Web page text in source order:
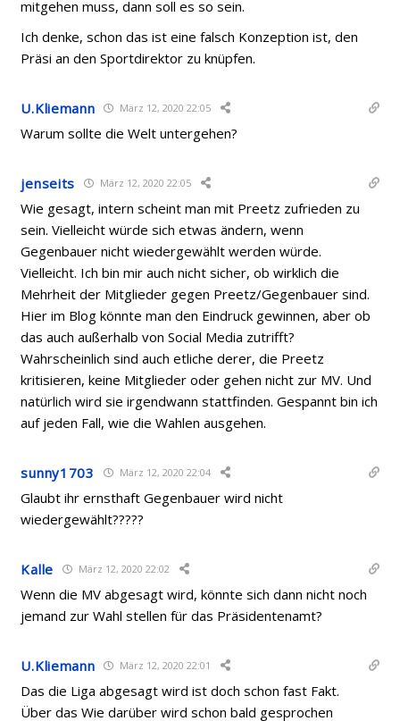
mitgehen muss, dann soll es so sein.
Ich denke, schon das ist eine falsch Konzeption ist, den
Präsi an den Sportdirektor zu knüpfen.
U.Kliemann März 12, 2020 22:05
Warum sollte die Welt untergehen?
jenseits März 12, 2020 22:05
Wie gesagt, intern scheint man mit Preetz zufrieden zu
sein. Vielleicht würde sich etwas ändern, wenn
Gegenbauer nicht wiedergewählt werden würde.
Vielleicht. Ich bin mir auch nicht sicher, ob wirklich die
Mehrheit der Mitglieder gegen Preetz/Gegenbauer sind.
Hier im Blog könnte man den Eindruck gewinnen, aber ob
das auch außerhalb von Social Media zutrifft?
Wahrscheinlich sind auch etliche derer, die Preetz
kritisieren, keine Mitglieder oder gehen nicht zur MV. Und
natürlich wird sie irgendwann stattfinden. Gespannt bin ich
auf jeden Fall, wie die Wahlen ausgehen.
sunny1703 März 12, 2020 22:04
Glaubt ihr ernsthaft Gegenbauer wird nicht
wiedergewählt?????
Kalle März 12, 2020 22:02
Wenn die MV abgesagt wird, könnte sich dann nicht noch
jemand zur Wahl stellen für das Präsidentenamt?
U.Kliemann März 12, 2020 22:01
Das die Liga abgesagt wird ist doch schon fast Fakt.
Über das Wie darüber wird schon bald gesprochen